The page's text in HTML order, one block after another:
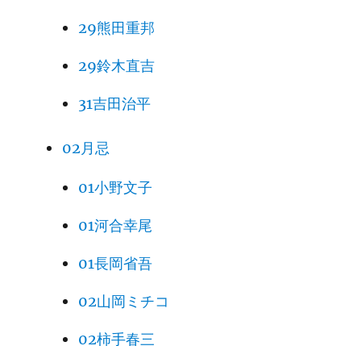
29熊田重邦
29鈴木直吉
31吉田治平
02月忌
01小野文子
01河合幸尾
01長岡省吾
02山岡ミチコ
02柿手春三